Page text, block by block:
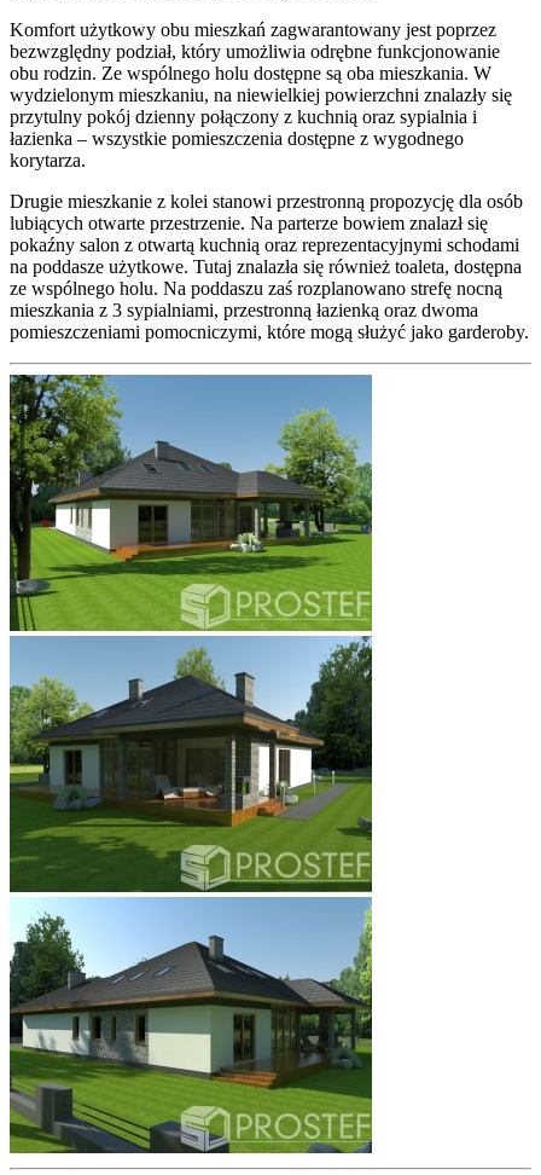
Komfort użytkowy obu mieszkań zagwarantowany jest poprzez
bezwzględny podział, który umożliwia odrębne funkcjonowanie
obu rodzin. Ze wspólnego holu dostępne są oba mieszkania. W
wydzielonym mieszkaniu, na niewielkiej powierzchni znalazły się
przytulny pokój dzienny połączony z kuchnią oraz sypialnia i
łazienka – wszystkie pomieszczenia dostępne z wygodnego
korytarza.
Drugie mieszkanie z kolei stanowi przestronną propozycję dla osób
lubiących otwarte przestrzenie. Na parterze bowiem znalazł się
pokaźny salon z otwartą kuchnią oraz reprezentacyjnymi schodami
na poddasze użytkowe. Tutaj znalazła się również toaleta, dostępna
ze wspólnego holu. Na poddaszu zaś rozplanowano strefę nocną
mieszkania z 3 sypialniami, przestronną łazienką oraz dwoma
pomieszczeniami pomocniczymi, które mogą służyć jako garderoby.